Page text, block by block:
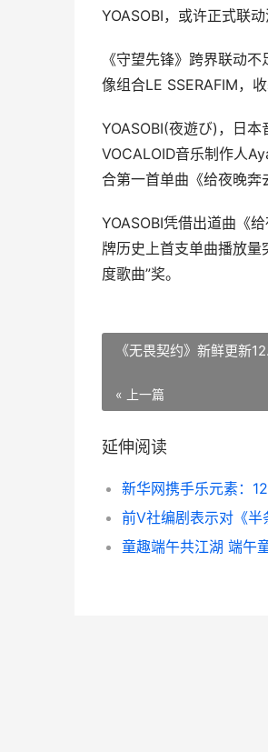
YOASOBI，或许正式联
《守望先锋》跨界联动
像组合LE SSERAFIM，收
YOASOBI(夜遊び)，日
VOCALOID音乐制作人
合第一首单曲《给夜晚奔
YOASOBI凭借出道曲《
牌历史上首支单曲播放量
度歌曲”奖。
《无畏契约》新鲜更新
« 上一篇
延伸阅读
新华网携手乐元素：
童趣端午共江湖 端午